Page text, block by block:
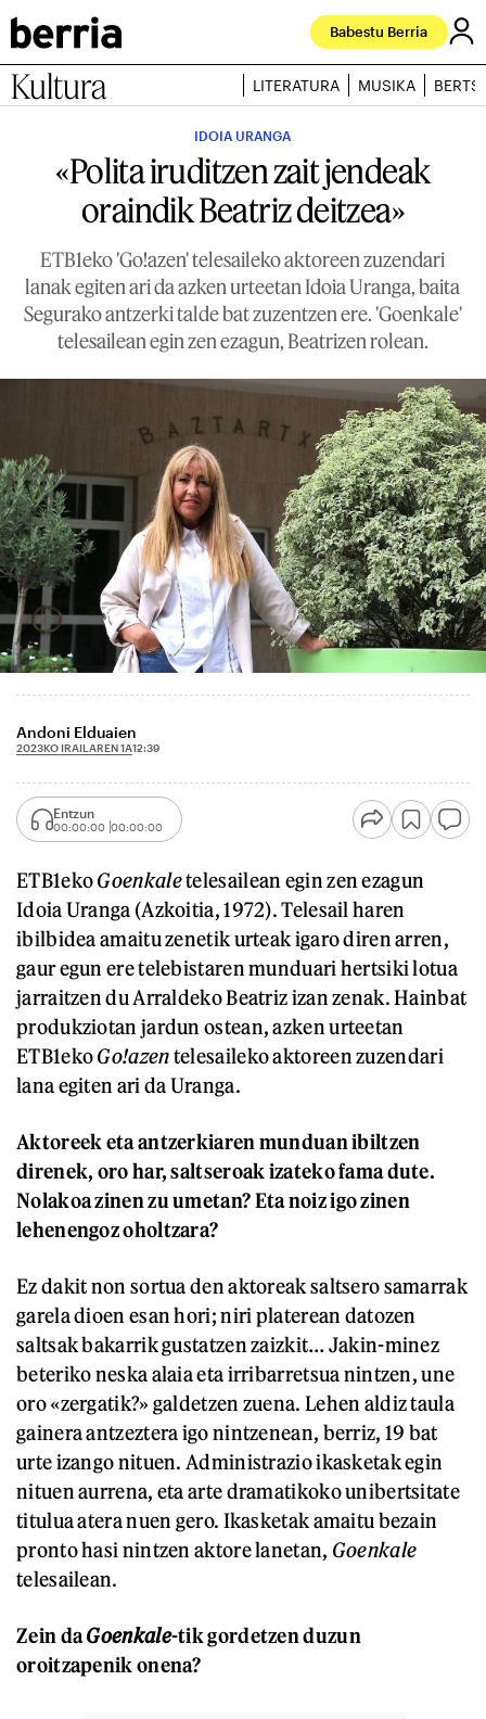
Babestu Berria
Kultura LITERATURA MUSIKA
IDOIA URANGA
«Polita iruditzen zait jendeak
oraindik Beatriz deitzea»
ETB1eko 'Go!azen' telesaileko aktoreen zuzendari
lanak egiten ari da azken urteetan Idoia Uranga, baita
Segurako antzerki talde bat zuzentzen ere. 'Goenkale'
telesailean egin zen ezagun, Beatrizen rolean.
Andoni Elduaien
2023KO IRAILAREN 1A12:39
Entzun
00:00:00 00:00:00
ETB1ekoGoenkaletelesailean egin zen ezagun
Idoia Uranga (Azkoitia, 1972). Telesail haren
ibilbidea amaitu zenetik urteak igaro diren arren,
gaur egun ere telebistaren munduari hertsiki lotua
jarraitzen du Arraldeko Beatriz izan zenak. Hainbat
produkziotan jardun ostean, azken urteetan
ETB1ekoGo!azentelesaileko aktoreen zuzendari
lana egiten ari da Uranga.
Aktoreek eta antzerkiaren munduan ibiltzen
direnek, oro har, saltseroak izateko fama dute.
Nolakoa zinen zu umetan? Eta noiz igo zinen
lehenengoz oholtzara?
Ez dakit non sortua den aktoreak saltsero samarrak
garela dioen esan hori; niri platerean datozen
saltsak bakarrik gustatzen zaizkit… Jakin-minez
beteriko neska alaia eta irribarretsua nintzen, une
oro «zergatik?» galdetzen zuena. Lehen aldiz taula
gainera antzeztera igo nintzenean, berriz, 19 bat
urte izango nituen. Administrazio ikasketak egin
nituen aurrena, eta arte dramatikoko unibertsitate
titulua atera nuen gero. Ikasketak amaitu bezain
pronto hasi nintzen aktore lanetan, Goenkale
telesailean.
Zein daGoenkale-tik gordetzen duzun
oroitzapenik onena?